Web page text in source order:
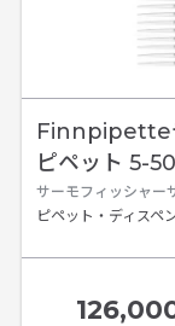
Finnpipette
ピペット 5-
サーモフィッシャー
ピペット・ディスペ